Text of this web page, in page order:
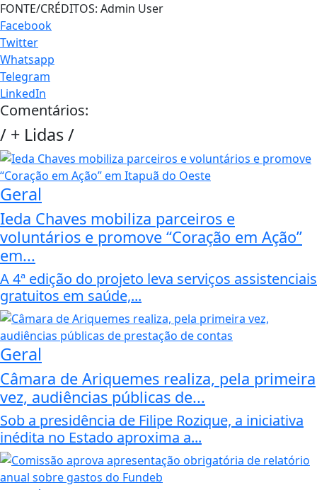
FONTE/CRÉDITOS: Admin User
Facebook
Twitter
Whatsapp
Telegram
LinkedIn
Comentários:
/ + Lidas/
Geral
Ieda Chaves mobiliza parceiros e
voluntários e promove “Coração em Ação”
em...
A 4ª edição do projeto leva serviços assistenciais
gratuitos em saúde,...
Geral
Câmara de Ariquemes realiza, pela primeira
vez, audiências públicas de...
Sob a presidência de Filipe Rozique, a iniciativa
inédita no Estado aproxima a...